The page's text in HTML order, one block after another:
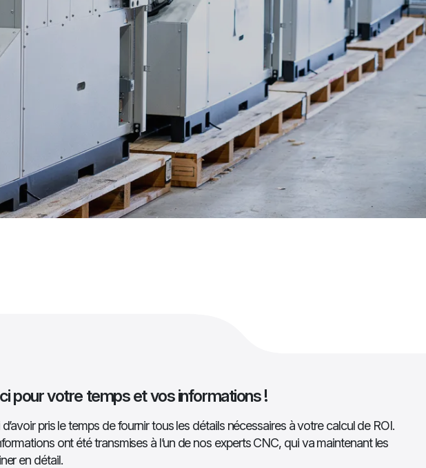
pour votre temps et vos informations !
pris le temps de fournir tous les détails nécessaires à votre calcul de ROI.
ont été transmises à l’un de nos experts CNC, qui va maintenant les
en détail.